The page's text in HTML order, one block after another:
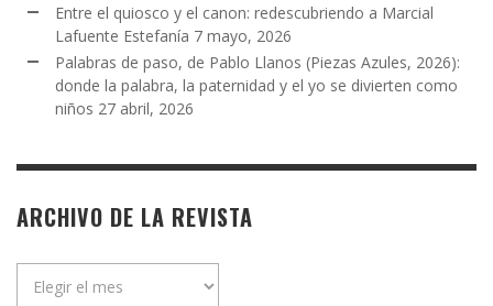
Entre el quiosco y el canon: redescubriendo a Marcial
Lafuente Estefanía 7 mayo, 2026
Palabras de paso, de Pablo Llanos (Piezas Azules, 2026):
donde la palabra, la paternidad y el yo se divierten como
niños 27 abril, 2026
ARCHIVO DE LA REVISTA